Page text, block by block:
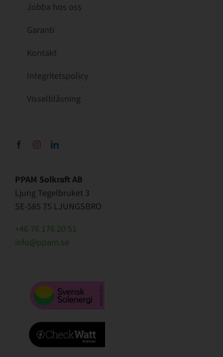
Jobba hos oss
Garanti
Kontakt
Integritetspolicy
Visselblåsning
PPAM Solkraft AB
Ljung Tegelbruket 3
SE-585 75 LJUNGSBRO
+46 76 176 20 51
info@ppam.se